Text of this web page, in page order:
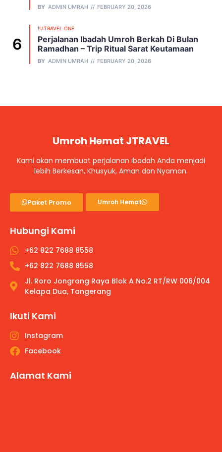
BY ADMIN UMRAH FEBRUARY 20, 2026
!!JTRAVEL ONE
Perjalanan Ibadah Umroh Berkah Di Bulan
Ramadhan – Trip Ritual Sarat Keutamaan
BY ADMIN UMRAH FEBRUARY 20, 2026
Umroh Hemat JTRAVEL
Kami akan membuat perjalanan ibadah Anda menjadi
lebih Berkesan, Khusyuk, Aman dan Nyaman.
Paket Promo Umroh Hemat
Hubungi Kami
+62 822 7688 8558
+62 822 7688 8558
Jl. Roro Jongrang Raya Blok A No.2 RT/RW 006/004
Kelapa Dua, Tangerang
Ikuti Kami
Instagram
Facebook
Alamat Kami